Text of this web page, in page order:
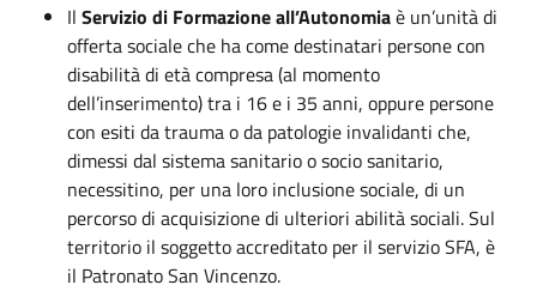
Il Servizio di Formazione all’Autonomiaè un’unità di
offerta sociale che ha come destinatari persone con
disabilità di età compresa (al momento
dell’inserimento) tra i 16 e i 35 anni, oppure persone
con esiti da trauma o da patologie invalidanti che,
dimessi dal sistema sanitario o socio sanitario,
necessitino, per una loro inclusione sociale, di un
percorso di acquisizione di ulteriori abilità sociali. Sul
territorio il soggetto accreditato per il servizio SFA, è
il Patronato San Vincenzo.